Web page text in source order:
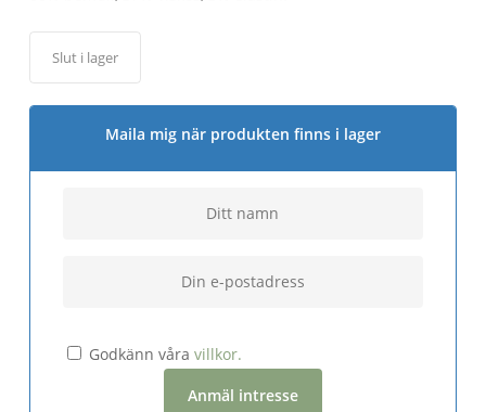
Slut i lager
Maila mig när produkten finns i lager
Godkänn våra villkor.